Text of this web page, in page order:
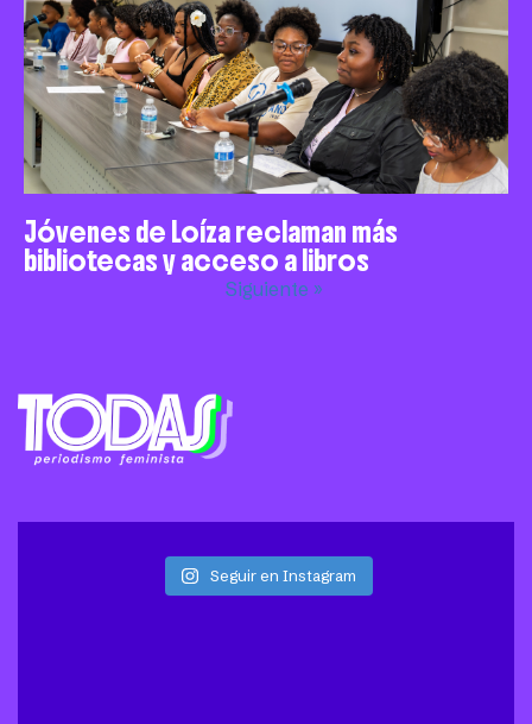
Jóvenes de Loíza reclaman más
bibliotecas y acceso a libros
Siguiente »
Seguir en Instagram